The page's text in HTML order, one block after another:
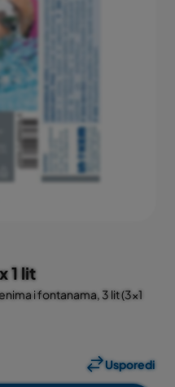
1 lit
i fontanama, 3 lit (3x1
Usporedi